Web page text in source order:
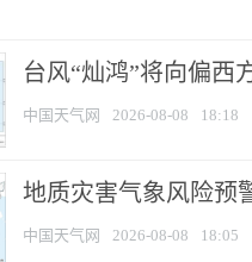
台风“灿鸿”将向偏西
中国天气网 2026-08-08 18:18
地质灾害气象风险预
中国天气网 2026-08-08 18:05